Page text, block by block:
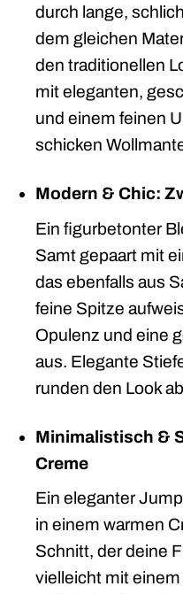
durch lange,
dem gleichen
den traditionellen
mit eleganten,
und einem feinen
schicken
Modern & Chic:
Ein figurbetonter
Samt gepaart mit
das ebenfalls aus
feine Spitze
Opulenz und eine
aus. Elegante
runden den Look
Minimalistisch &
Creme
Ein eleganter
in einem warmen
Schnitt, der deine
vielleicht mit